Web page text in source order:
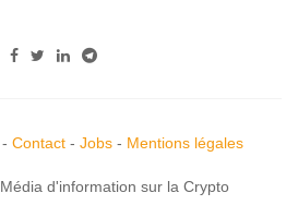
Contact- Jobs- Mentions légales
d'information sur la Crypto